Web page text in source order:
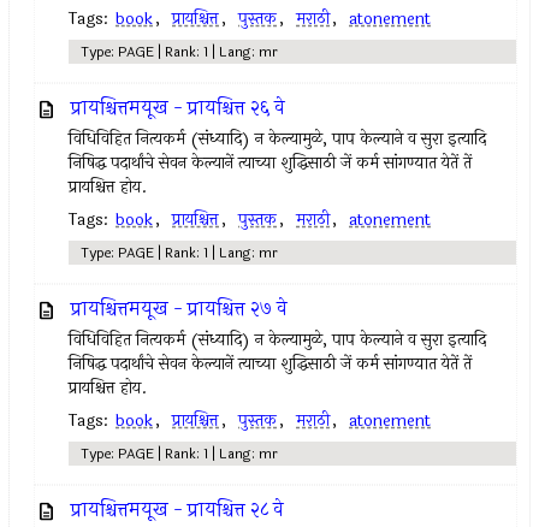
Tags: book, प्रायश्चित्त, पुस्तक, मराठी, atonement
Type: PAGE | Rank: 1 | Lang: mr
प्रायश्चित्तमयूख - प्रायश्चित्त २६ वे
विधिविहित नित्‍यकर्म (संध्यादि) न केल्‍यामुळे, पाप केल्याने व सुरा इत्‍यादि
निषिद्ध पदार्थांचे सेवन केल्‍यानें त्‍याच्या शुद्धिसाठी जें कर्म सांगण्यात येतें तें
प्रायश्चित्त होय.
Tags: book, प्रायश्चित्त, पुस्तक, मराठी, atonement
Type: PAGE | Rank: 1 | Lang: mr
प्रायश्चित्तमयूख - प्रायश्चित्त २७ वे
विधिविहित नित्‍यकर्म (संध्यादि) न केल्‍यामुळे, पाप केल्याने व सुरा इत्‍यादि
निषिद्ध पदार्थांचे सेवन केल्‍यानें त्‍याच्या शुद्धिसाठी जें कर्म सांगण्यात येतें तें
प्रायश्चित्त होय.
Tags: book, प्रायश्चित्त, पुस्तक, मराठी, atonement
Type: PAGE | Rank: 1 | Lang: mr
प्रायश्चित्तमयूख - प्रायश्चित्त २८ वे